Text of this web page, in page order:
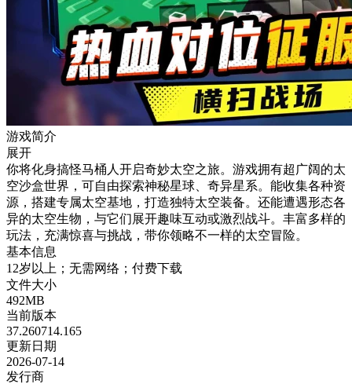
游戏简介
展开
你将化身搞怪马桶人开启奇妙太空之旅。游戏拥有超广阔的太
空沙盒世界，可自由探索神秘星球、奇异星系。能收集各种资
源，搭建专属太空基地，打造独特太空装备。还能遭遇形态各
异的太空生物，与它们展开趣味互动或激烈战斗。丰富多样的
玩法，充满惊喜与挑战，带你领略不一样的太空冒险。
基本信息
12岁以上；无需网络；付费下载
文件大小
492MB
当前版本
37.260714.165
更新日期
2026-07-14
发行商